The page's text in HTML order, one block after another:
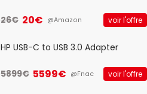
26€ 20€ @Amazon voir l'offre
HP USB-C to USB 3.0 Adapter
5899€ 5599€ @Fnac voir l'offre